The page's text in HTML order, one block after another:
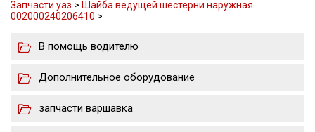
Запчасти уаз > Шайба ведущей шестерни наружная
002000240206410 >
В помощь водителю
Дополнительное оборудование
запчасти варшавка